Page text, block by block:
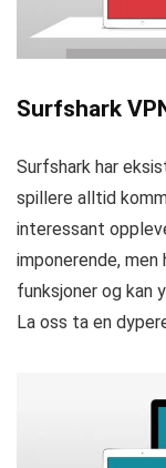
Surfshark
Surfshark har
spillere alltid
interessant
imponerende,
funksjoner og kan
La oss ta en